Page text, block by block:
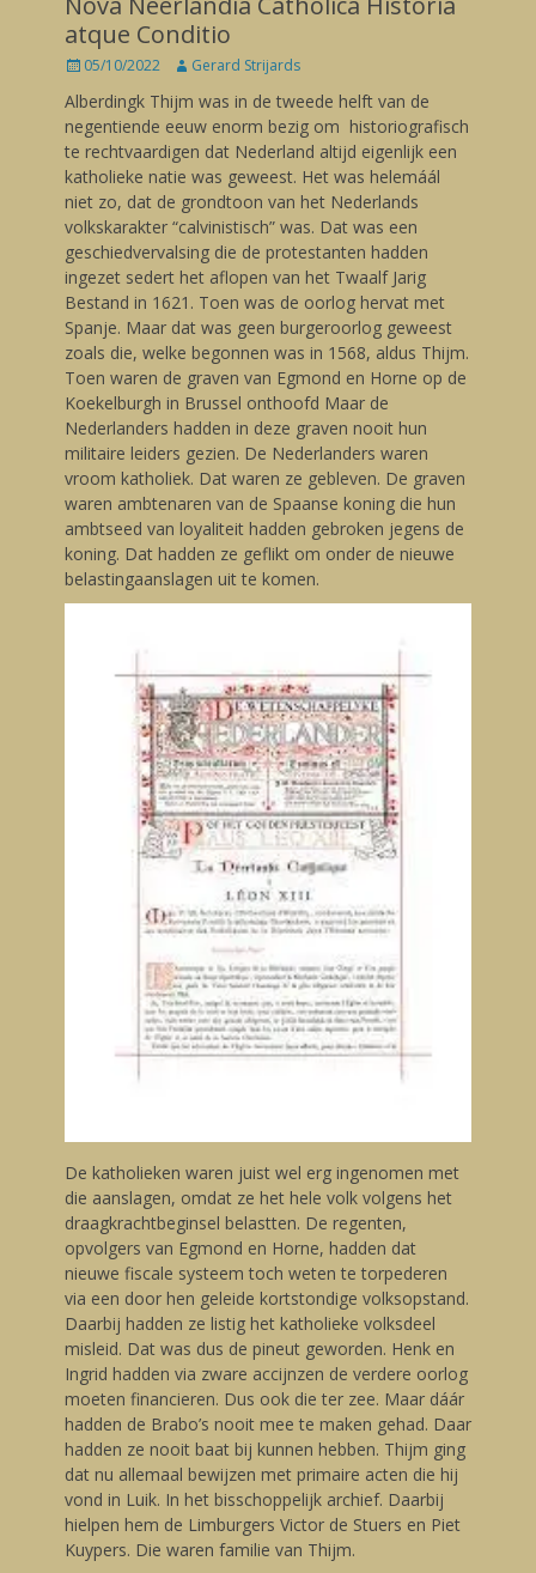
atque Conditio
Posted
05/10/2022 Author
Gerard Strijards
Alberdingk Thijm was in de tweede helft van de
negentiende eeuw enorm bezig om historiografisch
te rechtvaardigen dat Nederland altijd eigenlijk een
katholieke natie was geweest. Het was helemáál
niet zo, dat de grondtoon van het Nederlands
volkskarakter “calvinistisch” was. Dat was een
geschiedvervalsing die de protestanten hadden
ingezet sedert het aflopen van het Twaalf Jarig
Bestand in 1621. Toen was de oorlog hervat met
Spanje. Maar dat was geen burgeroorlog geweest
zoals die, welke begonnen was in 1568, aldus Thijm.
Toen waren de graven van Egmond en Horne op de
Koekelburgh in Brussel onthoofd Maar de
Nederlanders hadden in deze graven nooit hun
militaire leiders gezien. De Nederlanders waren
vroom katholiek. Dat waren ze gebleven. De graven
waren ambtenaren van de Spaanse koning die hun
ambtseed van loyaliteit hadden gebroken jegens de
koning. Dat hadden ze geflikt om onder de nieuwe
belastingaanslagen uit te komen.
De katholieken waren juist wel erg ingenomen met
die aanslagen, omdat ze het hele volk volgens het
draagkrachtbeginsel belastten. De regenten,
opvolgers van Egmond en Horne, hadden dat
nieuwe fiscale systeem toch weten te torpederen
via een door hen geleide kortstondige volksopstand.
Daarbij hadden ze listig het katholieke volksdeel
misleid. Dat was dus de pineut geworden. Henk en
Ingrid hadden via zware accijnzen de verdere oorlog
moeten financieren. Dus ook die ter zee. Maar dáár
hadden de Brabo’s nooit mee te maken gehad. Daar
hadden ze nooit baat bij kunnen hebben. Thijm ging
dat nu allemaal bewijzen met primaire acten die hij
vond in Luik. In het bisschoppelijk archief. Daarbij
hielpen hem de Limburgers Victor de Stuers en Piet
Kuypers. Die waren familie van Thijm.